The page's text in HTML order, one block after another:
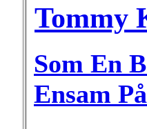
Tommy
Som En
Ensam